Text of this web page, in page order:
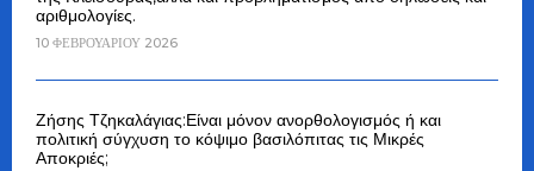
αριθμολογίες.
10 ΦΕΒΡΟΥΑΡΊΟΥ 2026
Ζήσης Τζηκαλάγιας:Είναι μόνον ανορθολογισμός ή και
πολιτική σύγχυση το κόψιμο βασιλόπιτας τις Μικρές
Αποκριές;